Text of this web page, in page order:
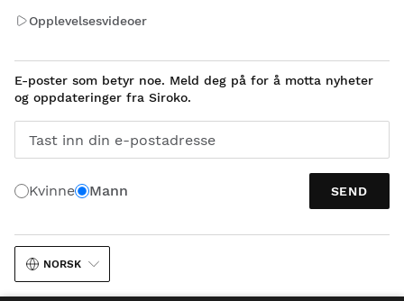
Opplevelsesvideoer
E-poster som betyr noe. Meld deg på for å motta nyheter
og oppdateringer fra Siroko.
Tast inn din e-postadresse
Kvinne Mann SEND
NORSK